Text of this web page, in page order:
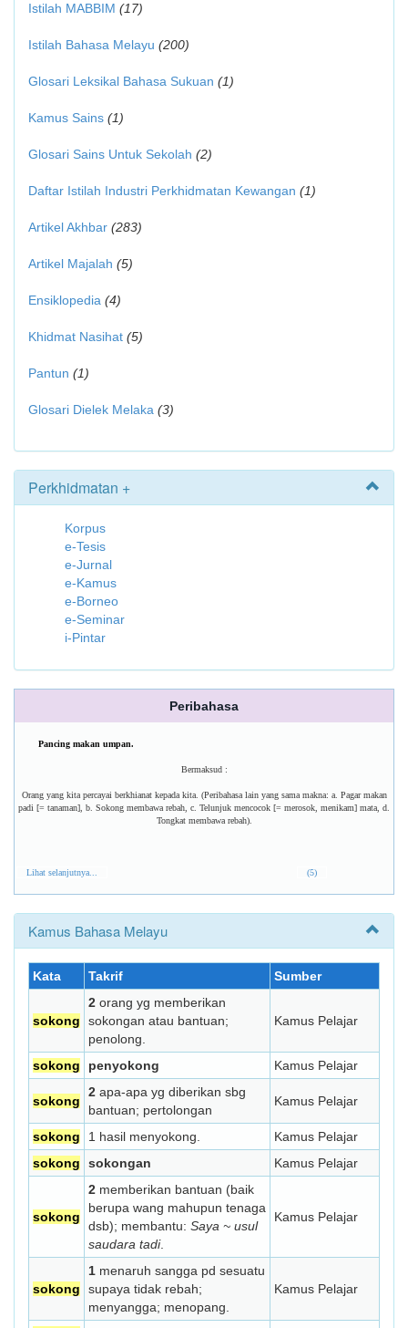
Istilah MABBIM (17)
Istilah Bahasa Melayu (200)
Glosari Leksikal Bahasa Sukuan (1)
Kamus Sains (1)
Glosari Sains Untuk Sekolah (2)
Daftar Istilah Industri Perkhidmatan Kewangan (1)
Artikel Akhbar (283)
Artikel Majalah (5)
Ensiklopedia (4)
Khidmat Nasihat (5)
Pantun (1)
Glosari Dielek Melaka (3)
Perkhidmatan +
Korpus
e-Tesis
e-Jurnal
e-Kamus
e-Borneo
e-Seminar
i-Pintar
Peribahasa
Pancing makan umpan.
Bermaksud :
Orang yang kita percayai berkhianat kepada kita. (Peribahasa lain yang sama makna: a. Pagar makan
padi [= tanaman], b. Sokong membawa rebah, c. Telunjuk mencocok [= merosok, menikam] mata, d.
Tongkat membawa rebah).
Lihat selanjutnya... (5)
Kamus Bahasa Melayu
Kata Takrif Sumber
sokong
2 orang yg memberikan
sokongan atau bantuan;
penolong.
Kamus Pelajar
sokong penyokong Kamus Pelajar
sokong
2 apa-apa yg diberikan sbg
bantuan; pertolongan
Kamus Pelajar
sokong 1 hasil menyokong.
Kamus Pelajar
sokong
sokongan Kamus Pelajar
sokong
2 memberikan bantuan (baik
berupa wang mahupun tenaga
dsb); membantu: Saya ~ usul
saudara tadi.
Kamus Pelajar
sokong
1 menaruh sangga pd sesuatu
supaya tidak rebah;
menyangga; menopang.
Kamus Pelajar